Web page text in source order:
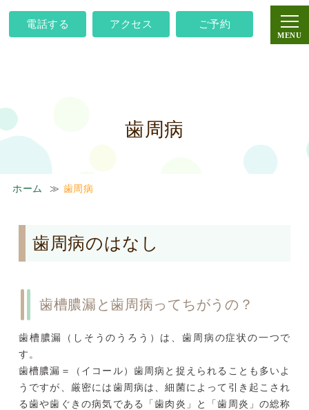
電話する アクセス ご予約
歯周病
ホーム 歯周病
歯周病のはなし
歯槽膿漏と歯周病ってちがうの？
歯槽膿漏（しそうのうろう）は、歯周病の症状の一つで
す。
歯槽膿漏＝（イコール）歯周病と捉えられることも多いよ
うですが、厳密には歯周病は、細菌によって引き起こされ
る歯や歯ぐきの病気である「歯肉炎」と「歯周炎」の総称